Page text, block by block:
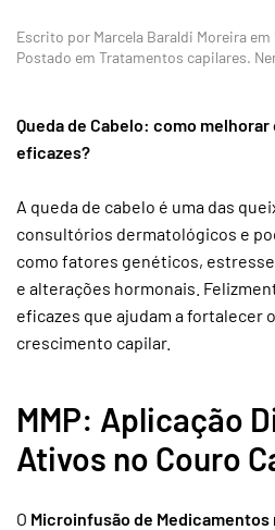
Escrito por Marcela Baraldi Moreira em
Postado em Tratamentos capilares.
Queda de Cabelo: como
eficazes?
A queda de cabelo é uma das
consultórios dermatológicos e
como fatores genéticos,
e alterações hormonais.
eficazes que ajudam a fortalecer
crescimento capilar.
MMP: Aplicação
Ativos no Couro
O Microinfusão de Medicamentos